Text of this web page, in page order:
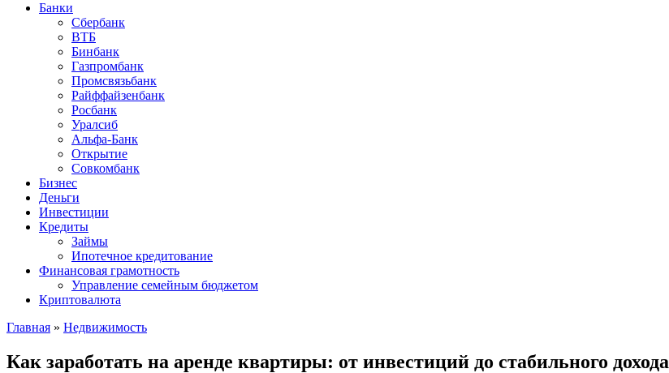
Банки
Сбербанк
ВТБ
Бинбанк
Газпромбанк
Промсвязьбанк
Райффайзенбанк
Росбанк
Уралсиб
Альфа-Банк
Открытие
Совкомбанк
Бизнес
Деньги
Инвестиции
Кредиты
Займы
Ипотечное кредитование
Финансовая грамотность
Управление семейным бюджетом
Криптовалюта
Главная » Недвижимость
Как заработать на аренде квартиры: от инвестиций до стабильного дохода